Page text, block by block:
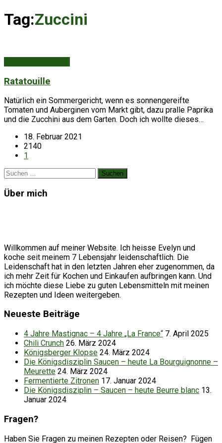
Tag:Zuccini
Ratatouille
Natürlich ein Sommergericht, wenn es sonnengereifte
Tomaten und Auberginen vom Markt gibt, dazu pralle Paprika
und die Zucchini aus dem Garten. Doch ich wollte dieses…
18. Februar 2021
2140
1
Suchen
Über mich
Willkommen auf meiner Website. Ich heisse Evelyn und
koche seit meinem 7 Lebensjahr leidenschaftlich. Die
Leidenschaft hat in den letzten Jahren eher zugenommen, da
ich mehr Zeit für Kochen und Einkaufen aufbringen kann. Und
ich möchte diese Liebe zu guten Lebensmitteln mit meinen
Rezepten und Ideen weitergeben.
Neueste Beiträge
4 Jahre Mastignac – 4 Jahre „La France“ 7. April 2025
Chili Crunch 26. März 2024
Königsberger Klopse 24. März 2024
Die Königsdisziplin Saucen – heute La Bourguignonne –
Meurette 24. März 2024
Fermentierte Zitronen 17. Januar 2024
Die Königsdisziplin – Saucen – heute Beurre blanc 13.
Januar 2024
Fragen?
Haben Sie Fragen zu meinen Rezepten oder Reisen? Fügen